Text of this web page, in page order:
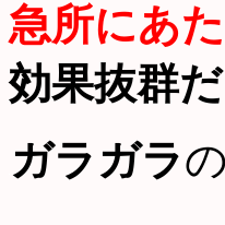
急所にあ
効果抜群だ
ガラガラ